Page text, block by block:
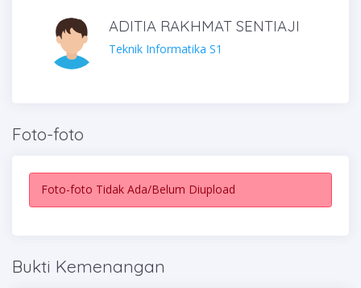
ADITIA RAKHMAT SENTIAJI
Teknik Informatika S1
Foto-foto
Foto-foto Tidak Ada/Belum Diupload
Bukti Kemenangan